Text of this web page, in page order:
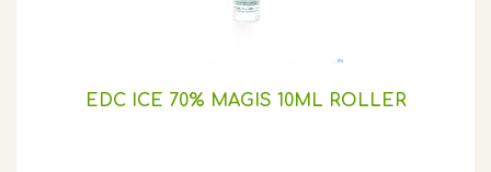
EDC ICE 70% MAGIS 10ML ROLLER